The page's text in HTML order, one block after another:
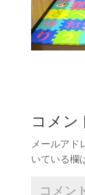
コメン
メールアド
いている欄